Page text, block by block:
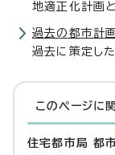
地適正化計画と
過去の都市計
過去に策定し
このページに
住宅都市局 都